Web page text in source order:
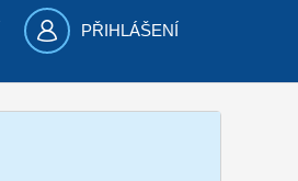
PŘIHLÁŠENÍ